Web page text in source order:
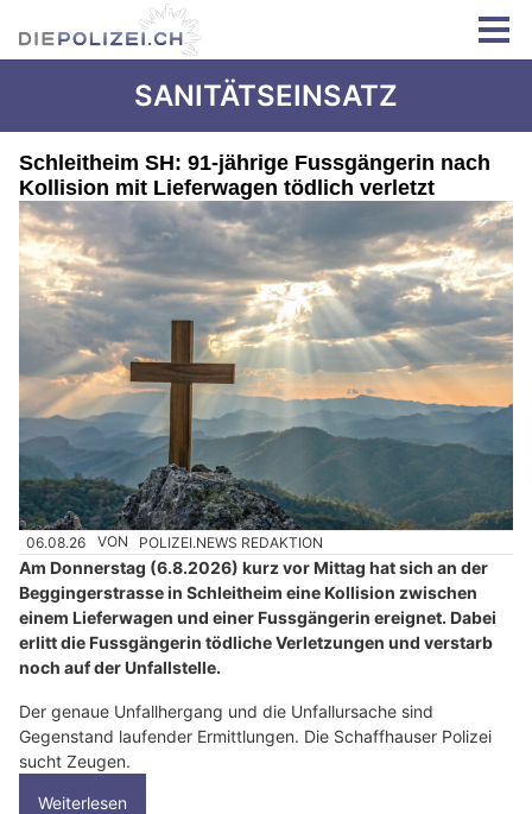
SANITÄTSEINSATZ
Schleitheim SH: 91-jährige Fussgängerin nach
Kollision mit Lieferwagen tödlich verletzt
06.08.26 VON POLIZEI.NEWS REDAKTION
Am Donnerstag (6.8.2026) kurz vor Mittag hat sich an der
Beggingerstrasse in Schleitheim eine Kollision zwischen
einem Lieferwagen und einer Fussgängerin ereignet. Dabei
erlitt die Fussgängerin tödliche Verletzungen und verstarb
noch auf der Unfallstelle.
Der genaue Unfallhergang und die Unfallursache sind
Gegenstand laufender Ermittlungen. Die Schaffhauser Polizei
sucht Zeugen.
Weiterlesen